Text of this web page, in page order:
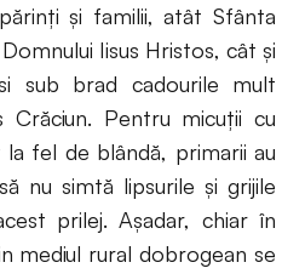
și familii, atât Sfânta
Iisus Hristos, cât și
sub brad cadourile mult
Pentru micuții cu
fel de blândă, primarii au
nu simtă lipsurile și grijile
prilej. Așadar, chiar în
mediul rural dobrogean se